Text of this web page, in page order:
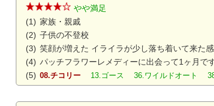
やや満足
(1) 家族・親戚
(2) 子供の不登校
(3) 笑顔が増えた イライラが少し落ち着いて来た
(4) パッチフラワーレメディーに出会って1ヶ月で
(5) 08.チコリー 13.ゴース 36.ワイルドオート